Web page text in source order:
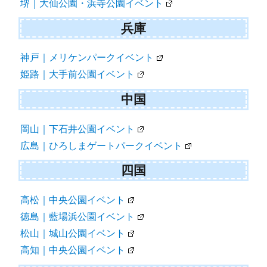
堺｜大仙公園・浜寺公園イベント
兵庫
神戸｜メリケンパークイベント
姫路｜大手前公園イベント
中国
岡山｜下石井公園イベント
広島｜ひろしまゲートパークイベント
四国
高松｜中央公園イベント
徳島｜藍場浜公園イベント
松山｜城山公園イベント
高知｜中央公園イベント